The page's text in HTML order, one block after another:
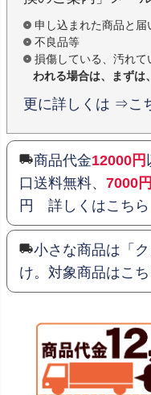
申し込まれた商品と
不良品等
損傷している、汚れて
われる場合は、まずは
更に詳しくは ⇒こ
商品代金12000円
口送料無料、 7000円
円 詳しくはこちら
小さな商品は「
け。対象商品はこ